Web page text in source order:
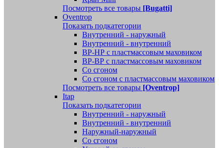
Посмотреть все товары [Bugatti]
Oventrop
Показать подкатегории
Внутренний - наружный
Внутренний - внутренний
ВР-НР с пластмассовым маховиком
ВР-ВР с пластмассовым маховиком
Со сгоном
Со сгоном с пластмассовым маховиком
Посмотреть все товары [Oventrop]
Itap
Показать подкатегории
Внутренний - наружный
Внутренний - внутренний
Наружный-наружный
Со сгоном